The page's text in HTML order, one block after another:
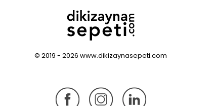
© 2019 - 2026 www.dikizaynasepeti.com